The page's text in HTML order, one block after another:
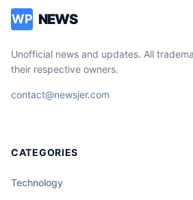
WP NEWS
Unofficial news and updates. All
their respective owners.
contact@newsjer.com
CATEGORIES
Technology